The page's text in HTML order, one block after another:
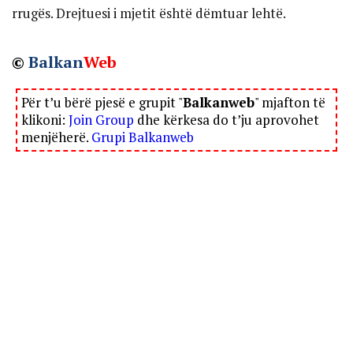
rrugës. Drejtuesi i mjetit është dëmtuar lehtë.
© BalkanWeb
Për t’u bërë pjesë e grupit "Balkanweb" mjafton të
klikoni: Join Group dhe kërkesa do t’ju aprovohet
menjëherë. Grupi Balkanweb